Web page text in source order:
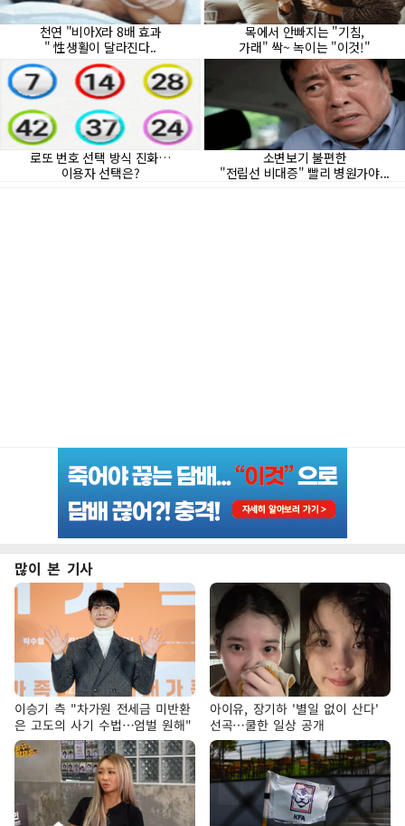
많이 본 기사
이승기 측 "차가원 전세금 미반환
은 고도의 사기 수법…엄벌 원해"
아이유, 장기하 '별일 없이 산다'
선곡…쿨한 일상 공개